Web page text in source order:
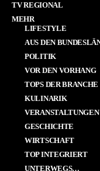
TV REGIONAL
MEHR
LIFESTYLE
AUS DEN
POLITIK
VOR DEN VORHANG
TOPS DER BRANCHE
KULINARIK
VERANSTALTUNGEN
GESCHICHTE
WIRTSCHAFT
TOP INTEGRIERT
UNTERWEGS…